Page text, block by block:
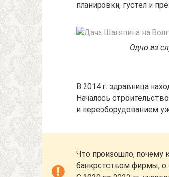
планировки, густел и
Одно из
В 2014 г. здравница
Началось
и переоборудованием
Что произошло, почему
банкротством фирмы, о